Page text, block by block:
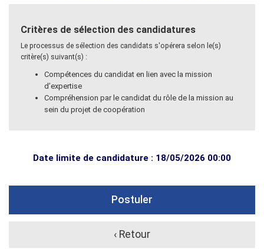
Critères de sélection des candidatures
Le processus de sélection des candidats s'opérera selon le(s)
critère(s) suivant(s) :
Compétences du candidat en lien avec la mission
d’expertise
Compréhension par le candidat du rôle de la mission au
sein du projet de coopération
Date limite de candidature : 18/05/2026 00:00
Postuler
‹ Retour